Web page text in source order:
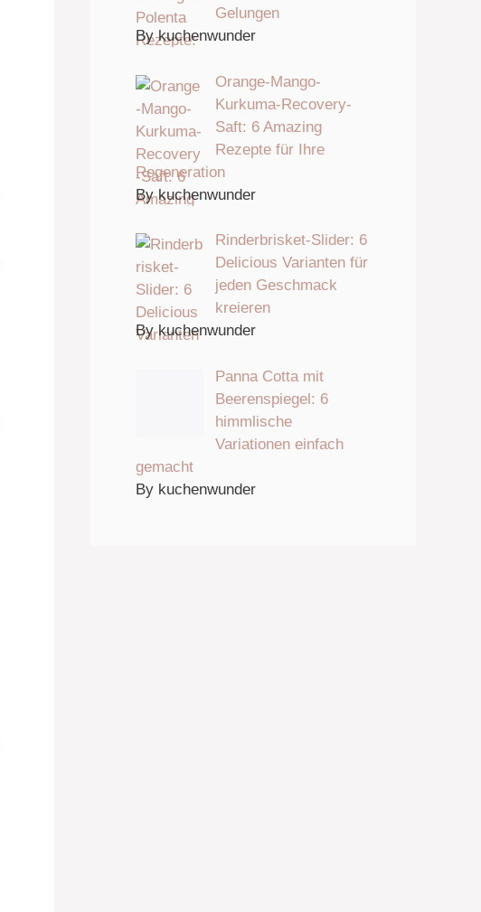
Gelungen
By kuchenwunder
Orange-Mango-
Kurkuma-Recovery-
Saft: 6 Amazing
Rezepte für Ihre
Regeneration
By kuchenwunder
Rinderbrisket-Slider: 6
Delicious Varianten für
jeden Geschmack
kreieren
By kuchenwunder
Panna Cotta mit
Beerenspiegel: 6
himmlische
Variationen einfach
gemacht
By kuchenwunder